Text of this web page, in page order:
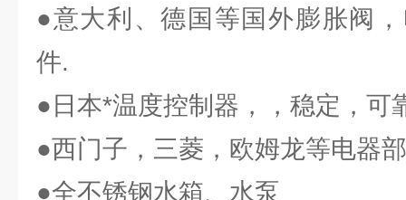
●意大利、德国等国外膨胀阀
件.
●日本*温度控制器，，稳定，可
●西门子，三菱，欧姆龙等电器
●全不锈钢水箱、水泵